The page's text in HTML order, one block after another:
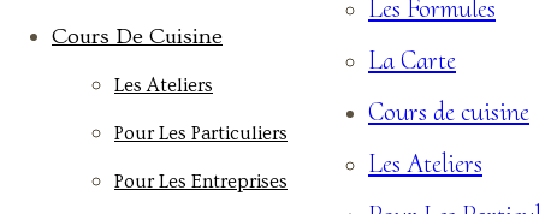
Cours De Cuisine
Les Ateliers
Pour Les Particuliers
Pour Les Entreprises
Les Formules
La Carte
Cours de cuisine
Les Ateliers